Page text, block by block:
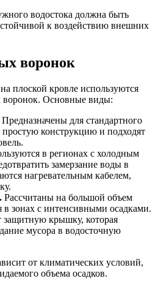
водостока должна быть
к воздействию внешних
воронок
плоской кровле используются
воронок. Основные виды:
Предназначены для стандартного
конструкцию и подходят
в регионах с холодным
замерзание воды в
нагревательным кабелем,
Рассчитаны на большой объем
зонах с интенсивными осадками.
крышку, которая
мусора в водосточную
от климатических условий,
объема осадков.